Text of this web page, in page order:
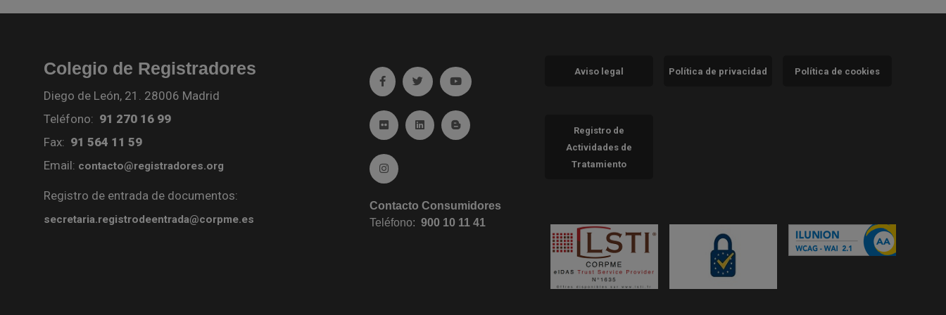
Colegio de Registradores
Diego de León, 21. 28006 Madrid
Teléfono: 91 270 16 99
Fax: 91 564 11 59
Email: contacto@registradores.org
Registro de entrada de documentos:
secretaria.registrodeentrada@corpme.es
Ir a facebook (abre en ventana nueva)
Ir a twitter (abre en ventana nueva)
Ir a YouTube (abre en ventana nueva)
Ir a Flickr (abre en ventana nueva)
Ir a Linkedin (abre en ventana nueva)
Ir al Blog (abre en ventana nueva)
Ir a Instagram (abre en ventana nueva)
Contacto Consumidores
Teléfono:900 10 11 41
Aviso legal Política de privacidad Política de cookies
Registro de
Actividades de
Tratamiento